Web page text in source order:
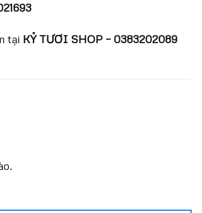
tại KỶ TƯƠI SHOP – 0383202089